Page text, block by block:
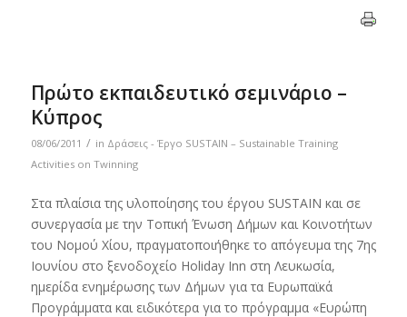
Πρώτο εκπαιδευτικό σεμινάριο –
Κύπρος
08/06/2011 / in Δράσεις - Έργο SUSTAIN – Sustainable Training
Activities on Twinning
Στα πλαίσια της υλοποίησης του έργου SUSTAIN και σε
συνεργασία με την Τοπική Ένωση Δήμων και Κοινοτήτων
του Νομού Χίου, πραγματοποιήθηκε το απόγευμα της 7ης
Ιουνίου στο ξενοδοχείο Holiday Inn στη Λευκωσία,
ημερίδα ενημέρωσης των Δήμων για τα Ευρωπαϊκά
Προγράμματα και ειδικότερα για το πρόγραμμα «Ευρώπη